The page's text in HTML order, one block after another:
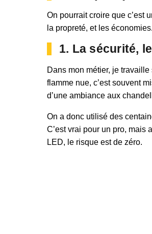
On pourrait croire que c’est
la propreté, et les économies.
1. La sécurité,
Dans mon métier, je
flamme nue, c’est souvent
d’une ambiance aux
On a donc utilisé des
C’est vrai pour un pro,
LED, le risque est de zéro.